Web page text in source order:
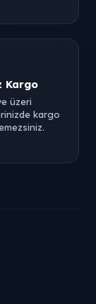
Kargo
üzeri
kargo